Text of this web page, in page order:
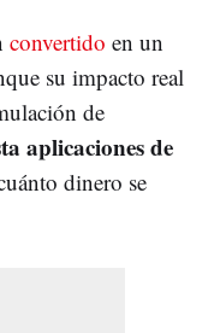
convertido en un
su impacto real
de
aplicaciones de
dinero se